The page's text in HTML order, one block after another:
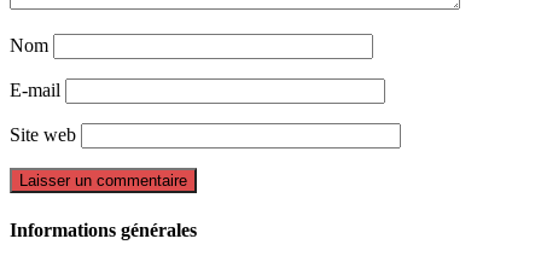
Nom
E-mail
Site web
Informations générales